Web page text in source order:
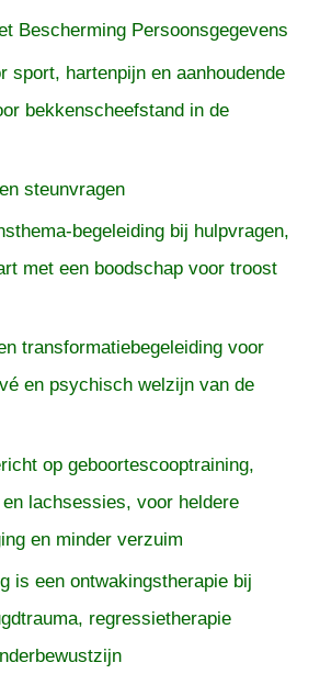
Bescherming Persoonsgegevens
sport, hartenpijn en aanhoudende
bekkenscheefstand in de
steunvragen
begeleiding bij hulpvragen,
met een boodschap voor troost
transformatiebegeleiding voor
en psychisch welzijn van de
op geboortescooptraining,
lachsessies, voor heldere
en minder verzuim
is een ontwakingstherapie bij
regressietherapie